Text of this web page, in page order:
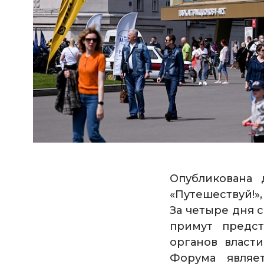
Опубликована
За четыре дня
примут
органов
Форума